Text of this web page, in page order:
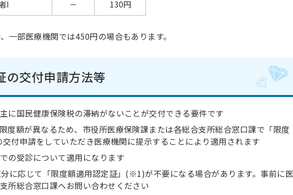
I － 130円
一部医療機関では450円の場合もあります。
の交付申請方法等
に国民健康保険税の滞納がないことが交付できる要件です
度額が異なるため、市役所医療保険課または各総合支所総合窓口課で「限度
付申請をしていただき医療機関に提示することにより適用されます
の受診について適用になります
に応じて「限度額適用認定証」(※1)が不要になる場合があります。事前に
所総合窓口課へお問い合わせください